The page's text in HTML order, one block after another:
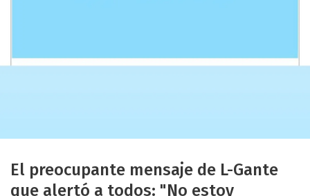
El preocupante mensaje de L-Gante
que alertó a todos: "No estoy